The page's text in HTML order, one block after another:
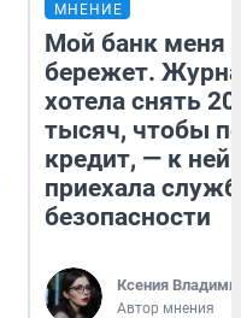
МНЕНИЕ
Мой банк меня
бережет.
хотела снять
тысяч, чтобы
кредит, — к
приехала
безопасности
Ксения
Автор мнения